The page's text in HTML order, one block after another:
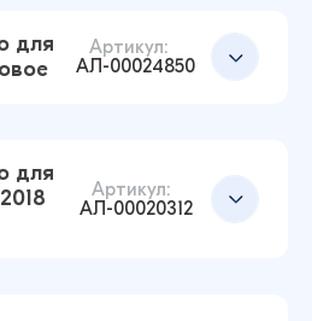
для
Артикул:
АЛ-00024850
для
Артикул:
АЛ-00020312